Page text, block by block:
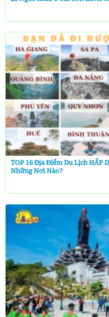
TOP 16 Địa Điểm Du Lịch HẤP
Những Nơi Nào?